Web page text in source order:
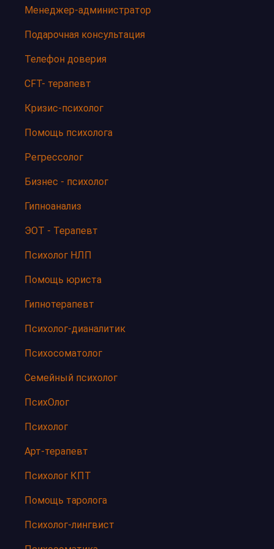
Менеджер-администратор
Подарочная консультация
Телефон доверия
CFT- терапевт
Кризис-психолог
Помощь психолога
Регрессолог
Бизнес - психолог
Гипноанализ
ЭОТ - Терапевт
Психолог НЛП
Помощь юриста
Гипнотерапевт
Психолог-дианалитик
Психосоматолог
Семейный психолог
ПсихОлог
Психолог
Арт-терапевт
Психолог КПТ
Помощь таролога
Психолог-лингвист